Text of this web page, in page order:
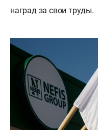
наград за свои труды.